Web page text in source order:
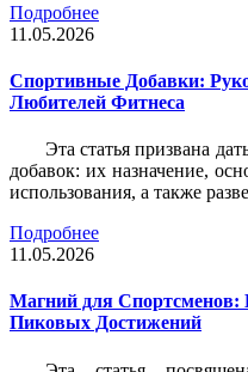
Подробнее
11.05.2026
Спортивные Добавки:
Любителей Фитнеса
Эта статья призвана
добавок: их назначение,
использования, а также
Подробнее
11.05.2026
Магний для
Пиковых Достижений